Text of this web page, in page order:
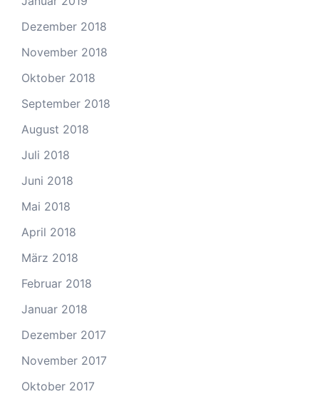
Dezember 2018
November 2018
Oktober 2018
September 2018
August 2018
Juli 2018
Juni 2018
Mai 2018
April 2018
März 2018
Februar 2018
Januar 2018
Dezember 2017
November 2017
Oktober 2017